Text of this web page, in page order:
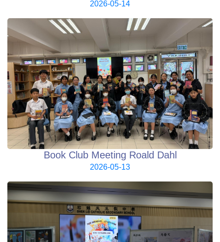
2026-05-14
Book Club Meeting Roald Dahl
2026-05-13